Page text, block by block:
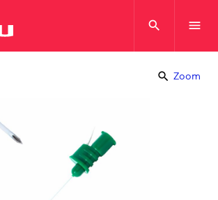
search menu
search Zoom